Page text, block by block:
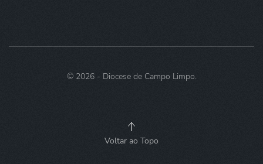
© 2026- Diocese de Campo Limpo.
Voltar ao Topo